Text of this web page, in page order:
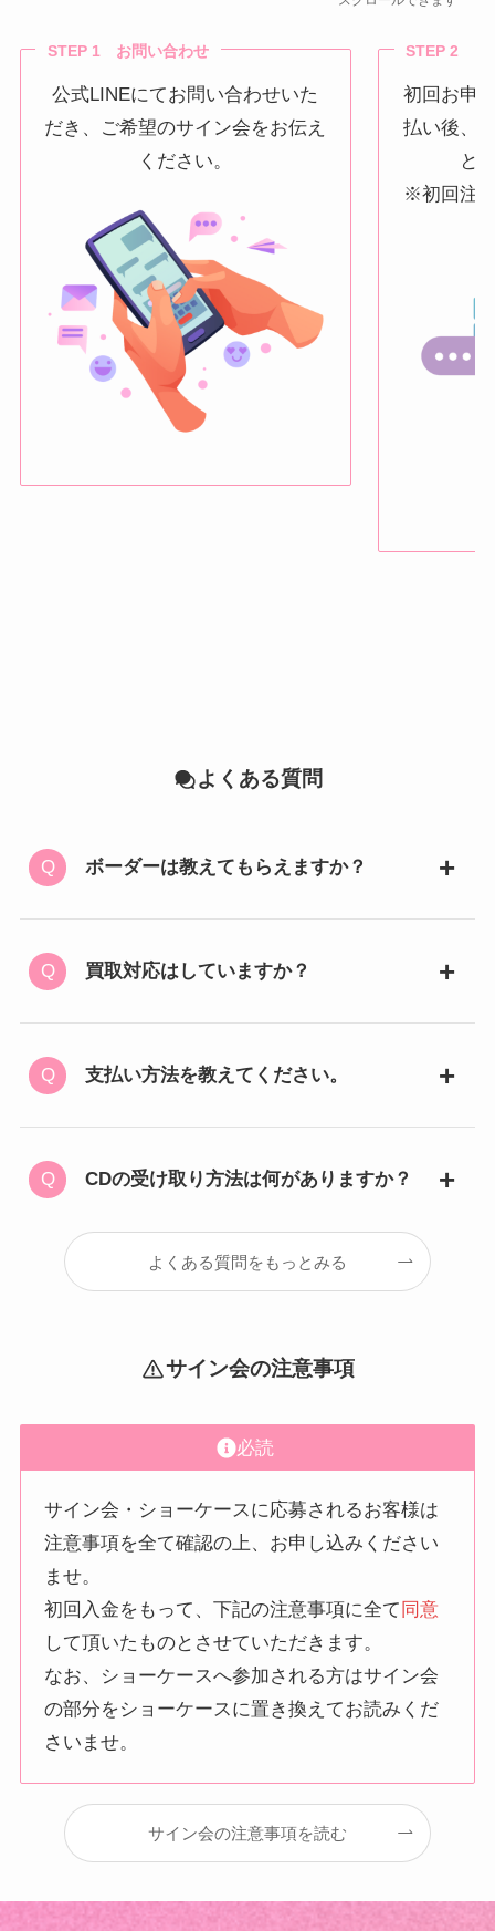
STEP 1 お問い合わせ
公式LINEにてお問い合わせいた
だき、ご希望のサイン会をお伝え
ください。
STEP 2 ご
初回お申
払い後、
と
※初回注
よくある質問
ボーダーは教えてもらえますか？
買取対応はしていますか？
支払い方法を教えてください。
CDの受け取り方法は何がありますか？
よくある質問をもっとみる
サイン会の注意事項
必読
サイン会・ショーケースに応募されるお客様は
注意事項を全て確認の上、お申し込みください
ませ。
初回入金をもって、下記の注意事項に全て 同意
して頂いたものとさせていただきます。
なお、ショーケースへ参加される方はサイン会
の部分をショーケースに置き換えてお読みくだ
さいませ。
サイン会の注意事項を読む